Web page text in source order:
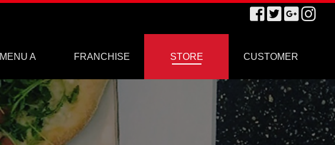
MENU A
전체보기
MENU 01
MENU 02
MENU 03
MENU 04
MENU 05
FRANCHISE
브랜드경쟁력
가맹절차
가맹비용
창업FAQ
창업문의
STORE CUSTOMER
공지사항
이벤트